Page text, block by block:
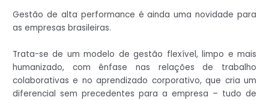
Gestão de alta performance é ainda uma novidade para
as empresas brasileiras.
Trata-se de um modelo de gestão flexível, limpo e mais
humanizado, com ênfase nas relações de trabalho
colaborativas e no aprendizado corporativo, que cria um
diferencial sem precedentes para a empresa – tudo de